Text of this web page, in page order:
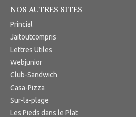
NOS AUTRES SITES
Princial
Jaitoutcompris
Lettres Utiles
Webjunior
Club-Sandwich
Casa-Pizza
Sur-la-plage
Les Pieds dans le Plat